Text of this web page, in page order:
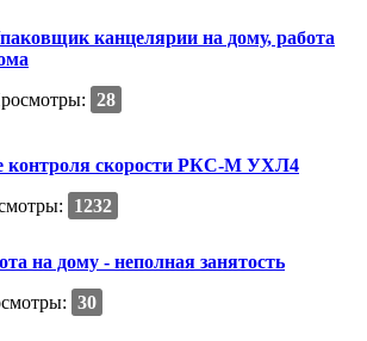
канцелярии на дому, работа
28
контроля скорости РКС-М УХЛ4
1232
на дому - неполная занятость
30